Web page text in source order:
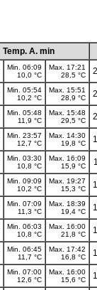
Temp. A. min
Min. 06:09
10,0 °C
Max. 17:21
28,5 °C
Min. 05:54
10,2 °C
Max. 15:51
28,9 °C
Min. 05:48
11,9 °C
Max. 15:48
29,5 °C
Min. 23:57
12,7 °C
Max. 14:30
19,8 °C
Min. 03:30
10,8 °C
Max. 16:09
15,9 °C
Min. 09:09
10,2 °C
Max. 19:27
15,3 °C
Min. 07:09
11,3 °C
Max. 18:39
19,4 °C
Min. 06:03
10,8 °C
Max. 16:00
21,8 °C
Min. 06:45
11,7 °C
Max. 17:42
16,8 °C
Min. 07:00
12,6 °C
Max. 16:00
15,6 °C